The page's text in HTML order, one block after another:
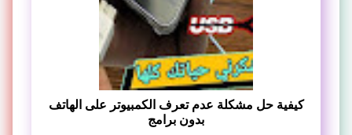
كيفية حل مشكلة عدم تعرف الكمبيوتر على الهاتف
بدون برامج